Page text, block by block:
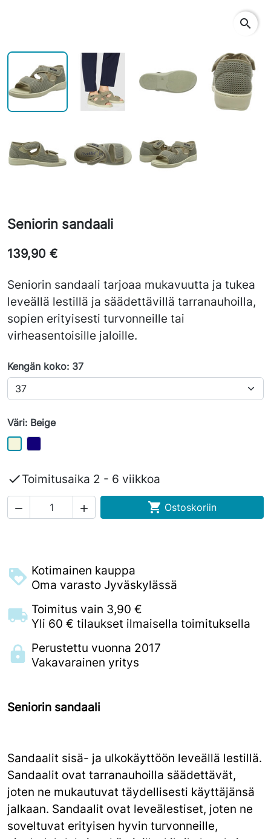
search
Seniorin sandaali
139,90 €
Seniorin sandaali tarjoaa mukavuutta ja tukea
leveällä lestillä ja säädettävillä tarranauhoilla,
sopien erityisesti turvonneille tai
virheasentoisille jaloille.
Kengän koko: 37
Väri: Beige
Toimitusaika 2 - 6 viikkoa
   Ostoskoriin
Kotimainen kauppa
Oma varasto Jyväskylässä
Toimitus vain 3,90 €
Yli 60 € tilaukset ilmaisella toimituksella
Perustettu vuonna 2017
Vakavarainen yritys
Seniorin sandaali
Sandaalit sisä- ja ulkokäyttöön leveällä lestillä.
Sandaalit ovat tarranauhoilla säädettävät,
joten ne mukautuvat täydellisesti käyttäjänsä
jalkaan. Sandaalit ovat leveälestiset, joten ne
soveltuvat erityisen hyvin turvonneille,